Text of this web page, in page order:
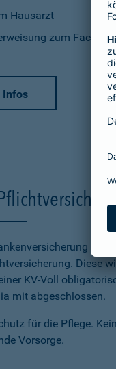
Hausarzt
zum Facharzt
Infos
Diese
KV-Voll
mit abgeschlossen.
für die Pflege.
Vorsorge.